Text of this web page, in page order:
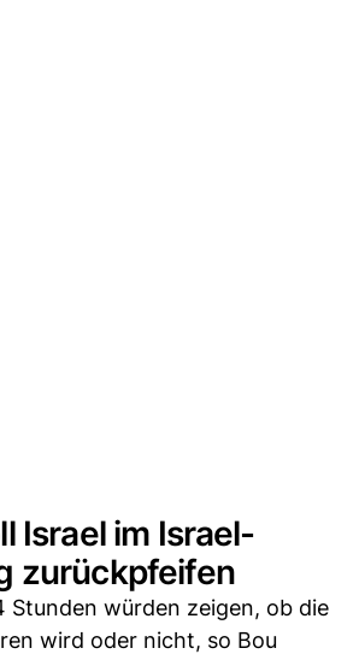
Israel im Israel-
zurückpfeifen
Stunden würden zeigen, ob die
wird oder nicht, so Bou